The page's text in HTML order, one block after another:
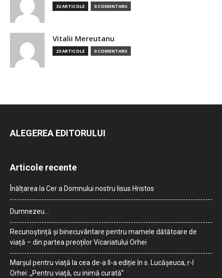
32 ARTICOLE 0 COMENTARII
Vitalii Mereutanu
23 ARTICOLE 0 COMENTARII
ALEGEREA EDITORULUI
Articole recente
Înălțarea la Cer a Domnului nostru Iisus Hristos
Dumnezeu…
Recunoștință și binecuvântare pentru mamele dătătoare de
viață – din partea preoților Vicariatului Orhei
Marșul pentru viață la cea de-a II-a ediție în s. Lucășeuca, r-l
Orhei: „Pentru viață, cu inimă curată”